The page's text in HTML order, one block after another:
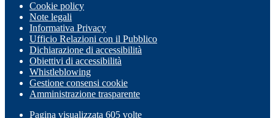
Cookie policy
Note legali
Informativa Privacy
Ufficio Relazioni con il Pubblico
Dichiarazione di accessibilità
Obiettivi di accessibilità
Whistleblowing
Gestione consensi cookie
Amministrazione trasparente
Pagina visualizzata 605 volte